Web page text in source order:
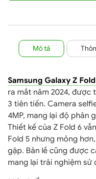
Mô tả
Samsung Galaxy Z Fold
ra mắt năm 2024, được
3 tiên tiến. Camera
4MP, mang lại độ phân
Thiết kế của Z Fold 6
Fold 5 nhưng mỏng
gập. Bản lề cũng được
mang lại trải nghiệm sử